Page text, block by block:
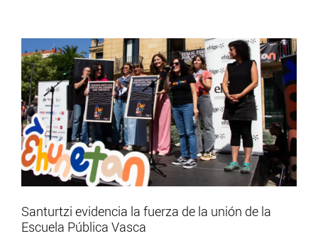
Santurtzi evidencia la fuerza de la unión de la
Escuela Pública Vasca